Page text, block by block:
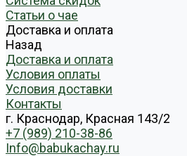
Статьи о чае
Доставка и оплата
Назад
Доставка и оплата
Условия оплаты
Условия доставки
Контакты
г. Краснодар, Красная 143/2
+7 (989) 210-38-86
Info@babukachay.ru